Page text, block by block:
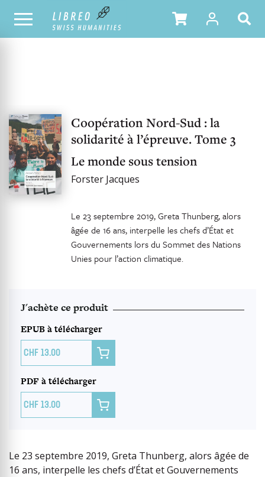
OUR CATALOGUE
Coopération Nord-Sud : la
solidarité à l’épreuve. Tome 3
Le monde sous tension
Forster Jacques
Le 23 septembre 2019, Greta Thunberg, alors
âgée de 16 ans, interpelle les chefs d’État et
Gouvernements lors du Sommet des Nations
Unies pour l’action climatique.
J'achète ce produit
EPUB à télécharger
13.00 
PDF à télécharger
13.00 
Le 23 septembre 2019, Greta Thunberg, alors âgée de
16 ans, interpelle les chefs d’État et Gouvernements